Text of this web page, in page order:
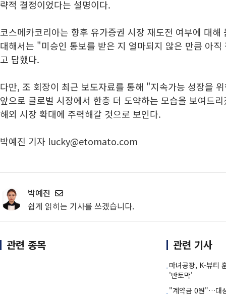
략적 결정이었다는 설명이다.
코스메카코리아는 향후 유가증권 시장 재도전 여부에 대
대해서는 "미승인 통보를 받은 지 얼마되지 않은 만큼 아
고 답했다.
다만, 조 회장이 최근 보도자료를 통해 "지속가능 성장을
앞으로 글로벌 시장에서 한층 더 도약하는 모습을 보여드
해외 시장 확대에 주력해갈 것으로 보인다.
박예진 기자 lucky@etomato.com
박예진
쉽게 읽히는 기사를 쓰겠습니다.
관련 종목 관련 기사
마녀공장, K-뷰티
'반토막'
"계약금 0원"…대